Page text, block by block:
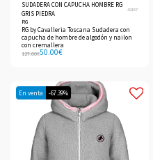
SUDADERA CON CAPUCHA HOMBRE RG
GRIS PIEDRA
42157
RG
RG by Cavalleria Toscana Sudadera con
capucha de hombre de algodón y nailon
con cremallera
127.00€50.00€
En venta -67.39%